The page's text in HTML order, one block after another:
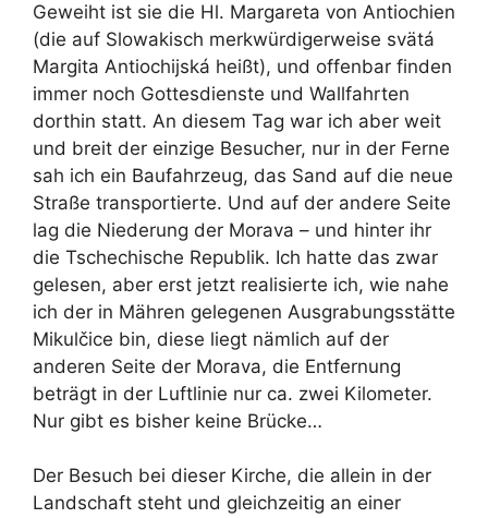
Geweiht ist sie die Hl. Margareta von Antiochien
(die auf Slowakisch merkwürdigerweise svätá
Margita Antiochijská heißt), und offenbar finden
immer noch Gottesdienste und Wallfahrten
dorthin statt. An diesem Tag war ich aber weit
und breit der einzige Besucher, nur in der Ferne
sah ich ein Baufahrzeug, das Sand auf die neue
Straße transportierte. Und auf der andere Seite
lag die Niederung der Morava – und hinter ihr
die Tschechische Republik. Ich hatte das zwar
gelesen, aber erst jetzt realisierte ich, wie nahe
ich der in Mähren gelegenen Ausgrabungsstätte
Mikulčice bin, diese liegt nämlich auf der
anderen Seite der Morava, die Entfernung
beträgt in der Luftlinie nur ca. zwei Kilometer.
Nur gibt es bisher keine Brücke…
Der Besuch bei dieser Kirche, die allein in der
Landschaft steht und gleichzeitig an einer